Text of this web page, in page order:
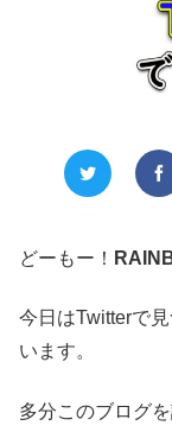
どーもー！
今日はTwitterで
います。
多分このブログ